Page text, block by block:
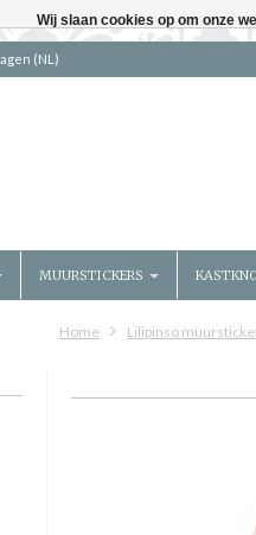
(NL)
MUURSTICKERS
Home Lilipinso
Wij slaan cookies op om onze